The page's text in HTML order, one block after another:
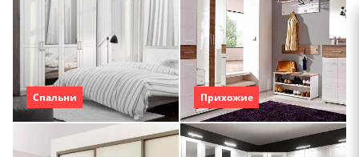
Спальни Прихожие